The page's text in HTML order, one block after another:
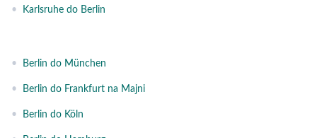
• Karlsruhe do Berlin
• Berlin do München
• Berlin do Frankfurt na Majni
• Berlin do Köln